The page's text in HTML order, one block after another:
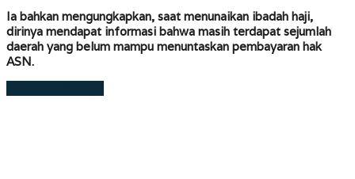
Ia bahkan mengungkapkan, saat menunaikan ibadah haji,
dirinya mendapat informasi bahwa masih terdapat sejumlah
daerah yang belum mampu menuntaskan pembayaran hak
ASN.